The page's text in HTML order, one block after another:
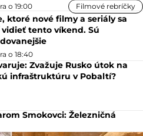
o 19:00 Filmové rebríčky
ktoré nové filmy a seriály sa
tento víkend. Sú
o 18:40
Zvažuje Rusko útok na
infraštruktúru v Pobaltí?
Smokovci: Železničná